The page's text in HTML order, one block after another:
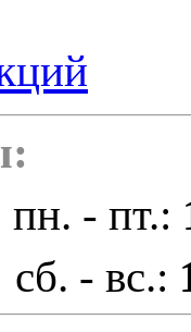
пн. - пт.:
сб. - вс.: